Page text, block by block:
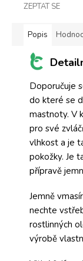
ZEPTAT SE
Popis
Doporučuje
do které se
mastnoty. V
pro své
vlhkost a je
pokožky. Je
přípravě
Jemně
nechte
rostlinných
výrobě